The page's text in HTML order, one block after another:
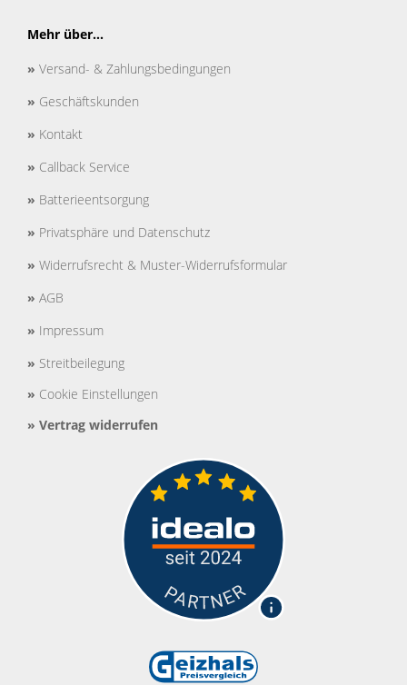
Mehr über...
» Versand- & Zahlungsbedingungen
» Geschäftskunden
» Kontakt
» Callback Service
» Batterieentsorgung
» Privatsphäre und Datenschutz
» Widerrufsrecht & Muster-Widerrufsformular
» AGB
» Impressum
» Streitbeilegung
» Cookie Einstellungen
» Vertrag widerrufen